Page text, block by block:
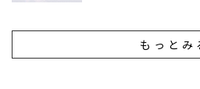
もっとみ